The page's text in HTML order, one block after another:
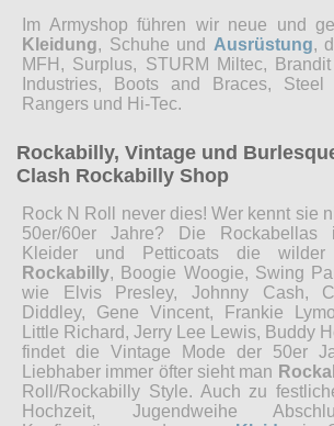
Im Armyshop führen wir neue und
Kleidung, Schuhe und Ausrüstung,
MFH, Surplus, STURM Miltec,
Industries, Boots and Braces, Steel
Rangers und Hi-Tec.
Rockabilly, Vintage und
Clash Rockabilly Shop
Rock N Roll never dies! Wer kennt sie
50er/60er Jahre? Die Rockabellas
Kleider und Petticoats die
Rockabilly, Boogie Woogie, Swing
wie Elvis Presley, Johnny Cash,
Diddley, Gene Vincent, Frankie
Little Richard, Jerry Lee Lewis, Buddy
findet die Vintage Mode der 50er
Liebhaber immer öfter sieht man
Roll/Rockabilly Style. Auch zu
Hochzeit, Jugendweihe